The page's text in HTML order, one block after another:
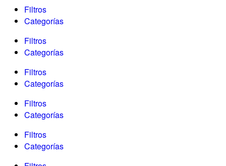
Filtros
Categorías
Filtros
Categorías
Filtros
Categorías
Filtros
Categorías
Filtros
Categorías